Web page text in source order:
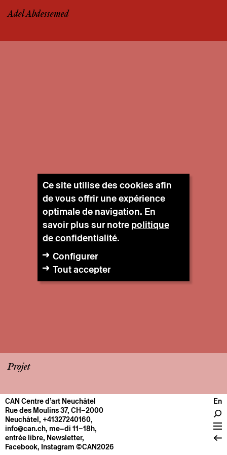
Adel Abdessemed
Projet
CENTRE
Infos pratiques
Fonctionnement
À propos
CAN Centre d’art Neuchâtel
Rue des Moulins 37, CH–2000
Neuchâtel, +41327240160,
info@can.ch, me–di 11–18h,
entrée libre, Newsletter,
Facebook, Instagram ©CAN2026
En
Ce site utilise des cookies afin
de vous offrir une expérience
optimale de navigation. En
savoir plus sur notre politique
de confidentialité.
Configurer
Tout accepter